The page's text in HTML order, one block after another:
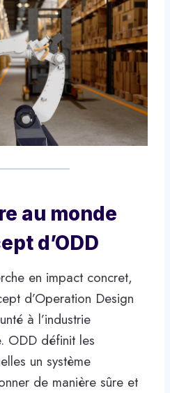
au monde
d’ODD
en impact concret,
d’Operation Design
à l’industrie
ODD définit les
un système
de manière sûre et